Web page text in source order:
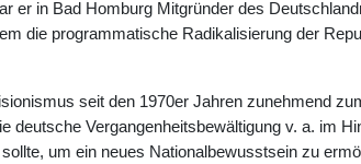
er in Bad Homburg Mitgründer des
die programmatische Radikalisierung der
seit den 1970er Jahren zunehmend
Vergangenheitsbewältigung v. a. im
um ein neues Nationalbewusstsein zu